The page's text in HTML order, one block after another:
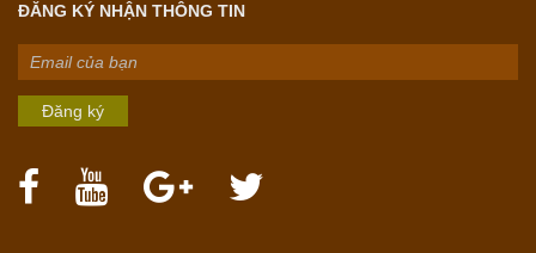
ĐĂNG KÝ NHẬN THÔNG TIN
Đăng ký